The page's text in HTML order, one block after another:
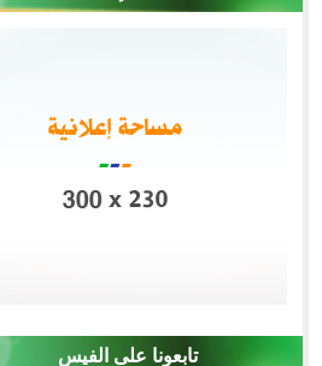
تابعونا على الفيس